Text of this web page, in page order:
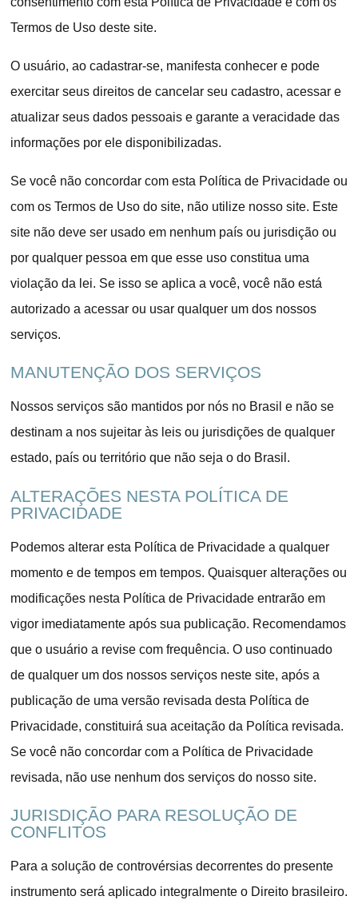
Termos de Uso deste site.
O usuário, ao cadastrar-se, manifesta conhecer e pode
exercitar seus direitos de cancelar seu cadastro, acessar e
atualizar seus dados pessoais e garante a veracidade das
informações por ele disponibilizadas.
Se você não concordar com esta Política de Privacidade ou
com os Termos de Uso do site, não utilize nosso site. Este
site não deve ser usado em nenhum país ou jurisdição ou
por qualquer pessoa em que esse uso constitua uma
violação da lei. Se isso se aplica a você, você não está
autorizado a acessar ou usar qualquer um dos nossos
serviços.
MANUTENÇÃO DOS SERVIÇOS
Nossos serviços são mantidos por nós no Brasil e não se
destinam a nos sujeitar às leis ou jurisdições de qualquer
estado, país ou território que não seja o do Brasil.
ALTERAÇÕES NESTA POLÍTICA DE
PRIVACIDADE
Podemos alterar esta Política de Privacidade a qualquer
momento e de tempos em tempos. Quaisquer alterações ou
modificações nesta Política de Privacidade entrarão em
vigor imediatamente após sua publicação. Recomendamos
que o usuário a revise com frequência. O uso continuado
de qualquer um dos nossos serviços neste site, após a
publicação de uma versão revisada desta Política de
Privacidade, constituirá sua aceitação da Política revisada.
Se você não concordar com a Política de Privacidade
revisada, não use nenhum dos serviços do nosso site.
JURISDIÇÃO PARA RESOLUÇÃO DE
CONFLITOS
Para a solução de controvérsias decorrentes do presente
instrumento será aplicado integralmente o Direito brasileiro.